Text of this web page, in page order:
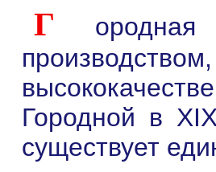
Г
Городной в
существует